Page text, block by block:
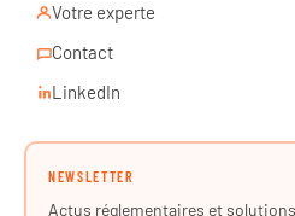
Votre experte
Contact
LinkedIn
NEWSLETTER
Actus réglementaires et